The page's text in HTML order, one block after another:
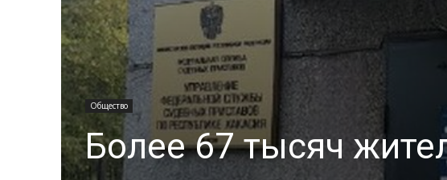
Общество
Более 67 тысяч